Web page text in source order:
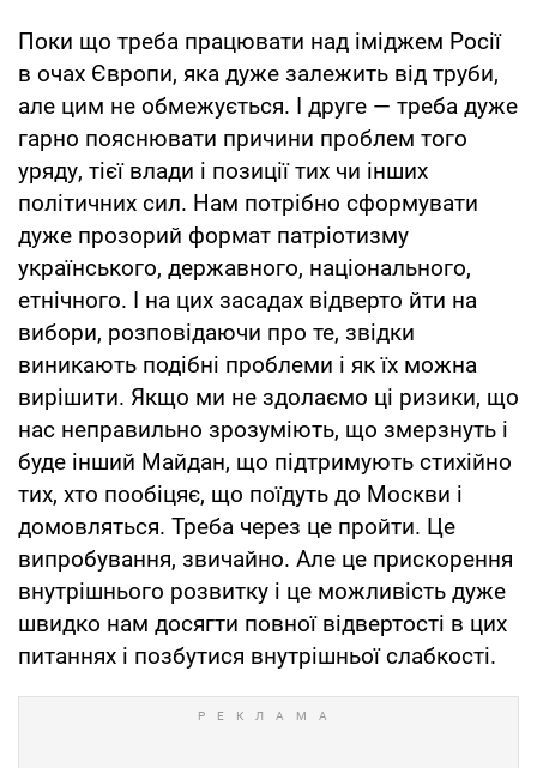
Поки що треба працювати над іміджем Росії
в очах Європи, яка дуже залежить від труби,
але цим не обмежується. І друге — треба дуже
гарно пояснювати причини проблем того
уряду, тієї влади і позиції тих чи інших
політичних сил. Нам потрібно сформувати
дуже прозорий формат патріотизму
українського, державного, національного,
етнічного. І на цих засадах відверто йти на
вибори, розповідаючи про те, звідки
виникають подібні проблеми і як їх можна
вирішити. Якщо ми не здолаємо ці ризики, що
нас неправильно зрозуміють, що змерзнуть і
буде інший Майдан, що підтримують стихійно
тих, хто пообіцяє, що поїдуть до Москви і
домовляться. Треба через це пройти. Це
випробування, звичайно. Але це прискорення
внутрішнього розвитку і це можливість дуже
швидко нам досягти повної відвертості в цих
питаннях і позбутися внутрішньої слабкості.